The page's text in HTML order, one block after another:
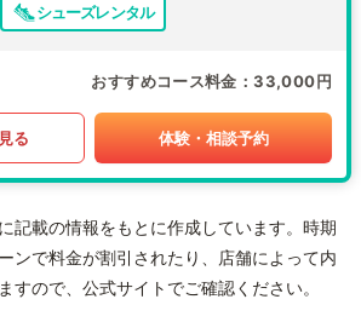
シューズレンタル
おすすめコース料金 33,000円
る 体験・相談予約
記載の情報をもとに作成しています。時期
ンで料金が割引されたり、店舗によって内
すので、公式サイトでご確認ください。